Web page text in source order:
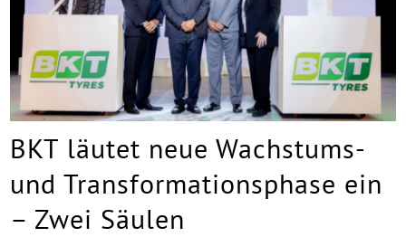
BKT läutet neue Wachstums-
und Transformationsphase ein
– Zwei Säulen